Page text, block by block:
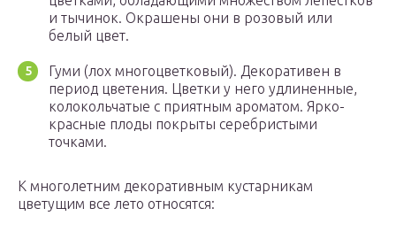
и тычинок. Окрашены они в розовый или
белый цвет.
Гуми (лох многоцветковый). Декоративен в
период цветения. Цветки у него удлиненные,
колокольчатые с приятным ароматом. Ярко-
красные плоды покрыты серебристыми
точками.
К многолетним декоративным кустарникам
цветущим все лето относятся: